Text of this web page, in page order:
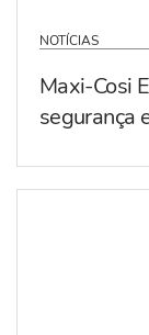
NOTÍCIAS
Maxi-Cosi
segurança